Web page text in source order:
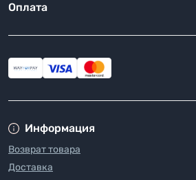
Информация
Возврат товара
Доставка
Оплата